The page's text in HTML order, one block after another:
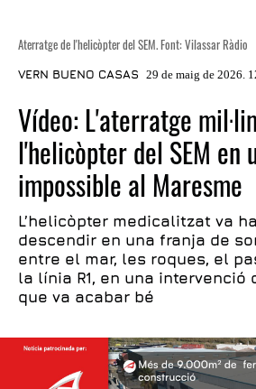
Aterratge de l'helicòpter del SEM. Font: Vilassar Ràdio
VERN BUENO CASAS 29 de maig de 2026.
Vídeo: L'aterratge
l'helicòpter del SEM en
impossible al Maresme
L’helicòpter medicalitzat va
descendir en una franja de
entre el mar, les roques, el
la línia R1, en una intervenció
que va acabar bé